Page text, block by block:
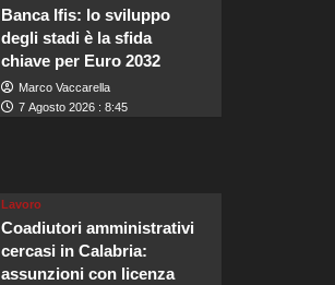
Banca Ifis: lo sviluppo
degli stadi è la sfida
chiave per Euro 2032
Marco Vaccarella
7 Agosto 2026 : 8:45
Lavoro
Coadiutori amministrativi
cercasi in Calabria:
assunzioni con licenza